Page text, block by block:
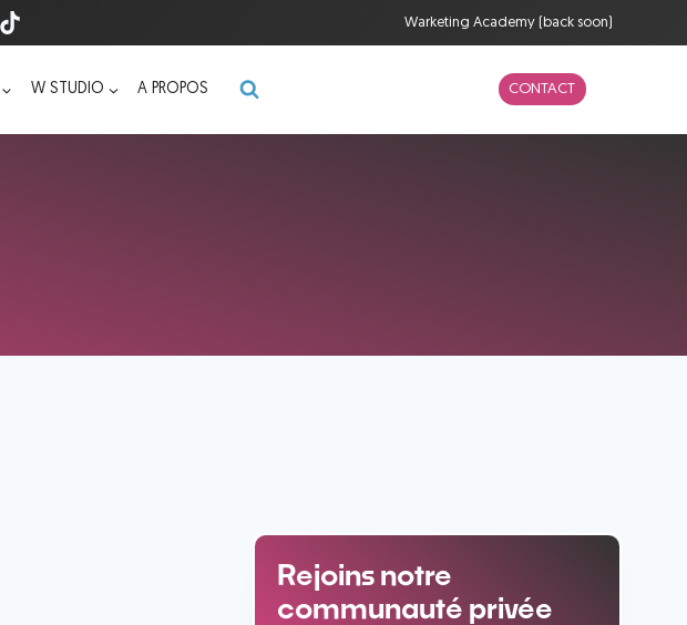
Warketing Academy (back soon)
W STUDIO A PROPOS CONTACT
Rejoins notre
communauté privée